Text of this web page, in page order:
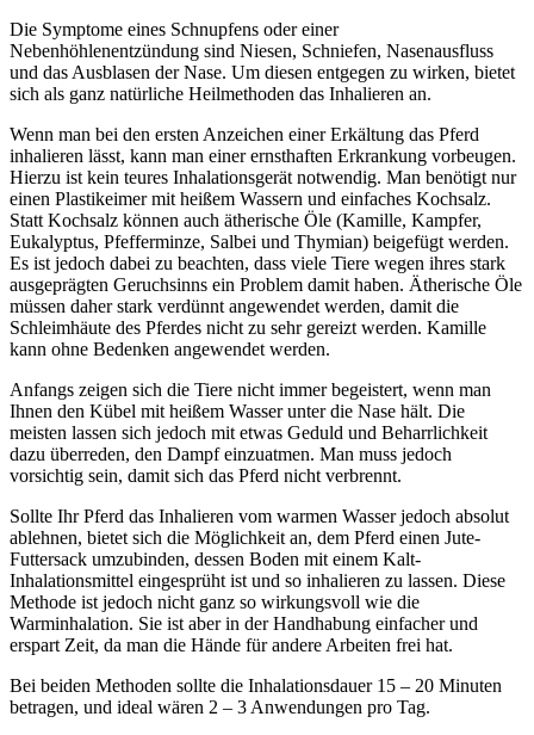
Die Symptome eines Schnupfens oder einer
Nebenhöhlenentzündung sind Niesen, Schniefen, Nasenausfluss
und das Ausblasen der Nase. Um diesen entgegen zu wirken, bietet
sich als ganz natürliche Heilmethoden das Inhalieren an.
Wenn man bei den ersten Anzeichen einer Erkältung das Pferd
inhalieren lässt, kann man einer ernsthaften Erkrankung vorbeugen.
Hierzu ist kein teures Inhalationsgerät notwendig. Man benötigt nur
einen Plastikeimer mit heißem Wassern und einfaches Kochsalz.
Statt Kochsalz können auch ätherische Öle (Kamille, Kampfer,
Eukalyptus, Pfefferminze, Salbei und Thymian) beigefügt werden.
Es ist jedoch dabei zu beachten, dass viele Tiere wegen ihres stark
ausgeprägten Geruchsinns ein Problem damit haben. Ätherische Öle
müssen daher stark verdünnt angewendet werden, damit die
Schleimhäute des Pferdes nicht zu sehr gereizt werden. Kamille
kann ohne Bedenken angewendet werden.
Anfangs zeigen sich die Tiere nicht immer begeistert, wenn man
Ihnen den Kübel mit heißem Wasser unter die Nase hält. Die
meisten lassen sich jedoch mit etwas Geduld und Beharrlichkeit
dazu überreden, den Dampf einzuatmen. Man muss jedoch
vorsichtig sein, damit sich das Pferd nicht verbrennt.
Sollte Ihr Pferd das Inhalieren vom warmen Wasser jedoch absolut
ablehnen, bietet sich die Möglichkeit an, dem Pferd einen Jute-
Futtersack umzubinden, dessen Boden mit einem Kalt-
Inhalationsmittel eingesprüht ist und so inhalieren zu lassen. Diese
Methode ist jedoch nicht ganz so wirkungsvoll wie die
Warminhalation. Sie ist aber in der Handhabung einfacher und
erspart Zeit, da man die Hände für andere Arbeiten frei hat.
Bei beiden Methoden sollte die Inhalationsdauer 15 – 20 Minuten
betragen, und ideal wären 2 – 3 Anwendungen pro Tag.